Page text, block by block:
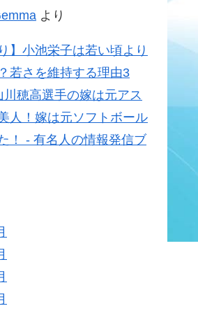
より
】小池栄子は若い頃より
若さを維持する理由3
川穂高選手の嫁は元アス
人！嫁は元ソフトボール
！ - 有名人の情報発信ブ